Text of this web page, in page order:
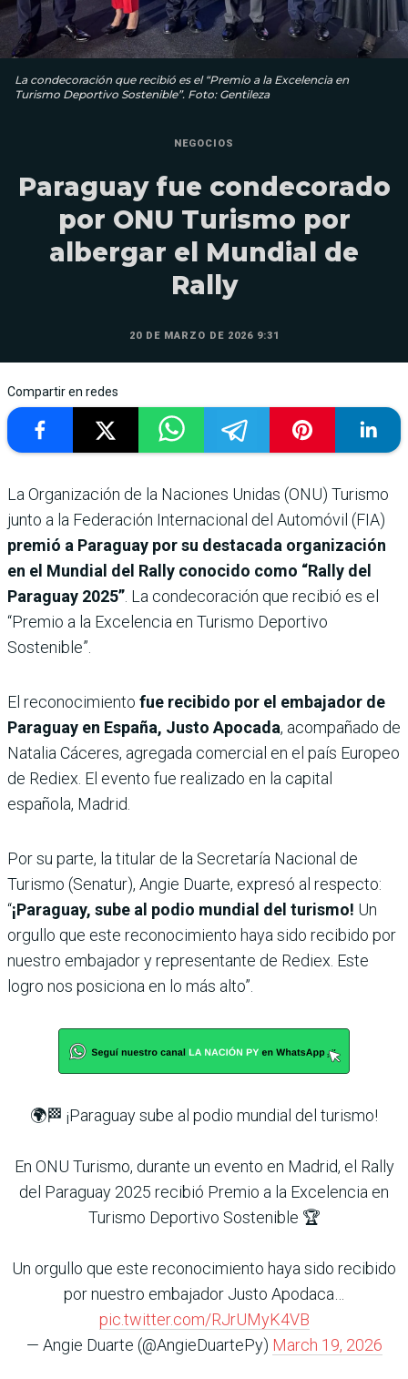
La condecoración que recibió es el “Premio a la Excelencia en
Turismo Deportivo Sostenible”. Foto: Gentileza
NEGOCIOS
Paraguay fue condecorado
por ONU Turismo por
albergar el Mundial de
Rally
20 DE MARZO DE 2026 9:31
Compartir en redes
La Organización de la Naciones Unidas (ONU) Turismo
junto a la Federación Internacional del Automóvil (FIA)
premió a Paraguay por su destacada organización
en el Mundial del Rally conocido como “Rally del
Paraguay 2025” . La condecoración que recibió es el
“Premio a la Excelencia en Turismo Deportivo
Sostenible”.
El reconocimiento fue recibido por el embajador de
Paraguay en España, Justo Apocada, acompañado de
Natalia Cáceres, agregada comercial en el país Europeo
de Rediex. El evento fue realizado en la capital
española, Madrid.
Por su parte, la titular de la Secretaría Nacional de
Turismo (Senatur), Angie Duarte, expresó al respecto:
“¡Paraguay, sube al podio mundial del turismo! Un
orgullo que este reconocimiento haya sido recibido por
nuestro embajador y representante de Rediex. Este
logro nos posiciona en lo más alto”.
🌍🏁 ¡Paraguay sube al podio mundial del turismo!
En ONU Turismo, durante un evento en Madrid, el Rally
del Paraguay 2025 recibió Premio a la Excelencia en
Turismo Deportivo Sostenible 🏆
Un orgullo que este reconocimiento haya sido recibido
por nuestro embajador Justo Apodaca…
pic.twitter.com/RJrUMyK4VB
— Angie Duarte (@AngieDuartePy) March 19, 2026